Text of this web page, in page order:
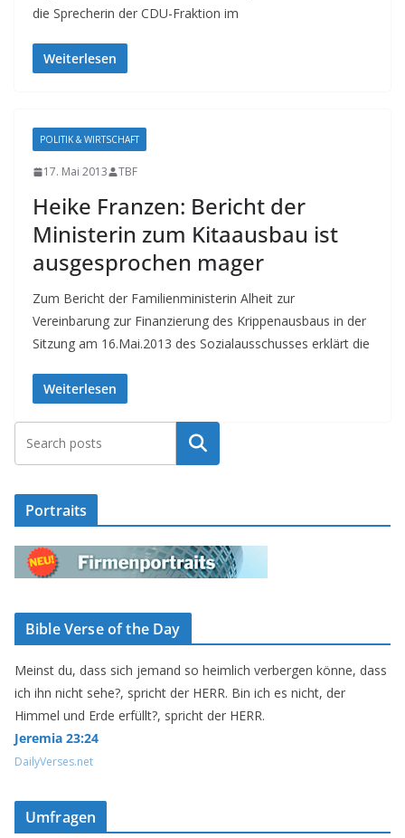
die Sprecherin der CDU-Fraktion im
Weiterlesen
POLITIK & WIRTSCHAFT
17. Mai 2013 TBF
Heike Franzen: Bericht der
Ministerin zum Kitaausbau ist
ausgesprochen mager
Zum Bericht der Familienministerin Alheit zur
Vereinbarung zur Finanzierung des Krippenausbaus in der
Sitzung am 16.Mai.2013 des Sozialausschusses erklärt die
Weiterlesen
Suchen
Portraits
Bible Verse of the Day
Meinst du, dass sich jemand so heimlich verbergen könne, dass
ich ihn nicht sehe?, spricht der HERR. Bin ich es nicht, der
Himmel und Erde erfüllt?, spricht der HERR.
Jeremia 23:24
DailyVerses.net
Umfragen